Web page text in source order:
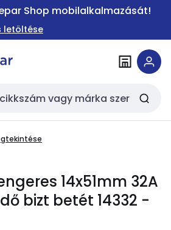
Shop mobilalkalmazását!
letöltése
14x51mm 32A
bizt betét 14332 -